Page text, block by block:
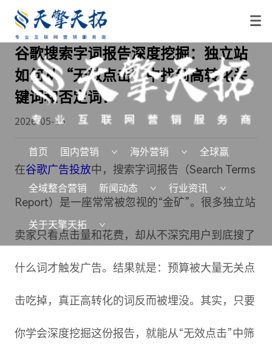
首页 国内营销 海外营销 全球赢
全域整合营销 新闻动态 行业资讯
关于天擎天拓
谷歌搜索字词报告深度挖掘：独立站
如何从“无效点击”中找到高转化关
键词和否定词？
2026-05-15
在谷歌广告投放中，搜索字词报告（Search Terms
Report）是一座常常被忽视的“金矿”。很多独立站
卖家只看点击量和花费，却从不深究用户到底搜了
什么词才触发广告。结果就是：预算被大量无关点
击吃掉，真正高转化的词反而被埋没。其实，只要
你学会深度挖掘这份报告，就能从“无效点击”中筛